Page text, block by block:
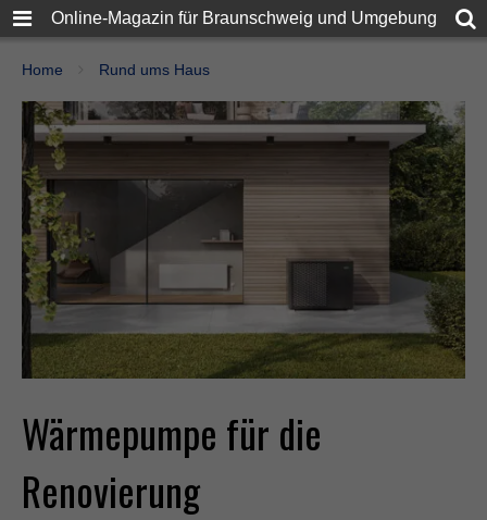
Online-Magazin für Braunschweig und Umgebung
Home Rund ums Haus
Wärmepumpe für die
Renovierung